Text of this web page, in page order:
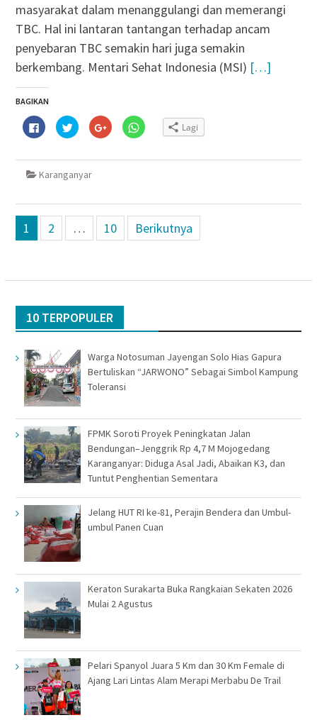
masyarakat dalam menanggulangi dan memerangi
TBC. Hal ini lantaran tantangan terhadap ancam
penyebaran TBC semakin hari juga semakin
berkembang. Mentari Sehat Indonesia (MSI) […]
BAGIKAN
Klik
untuk
membagikan
Facebook(Membuka
jendela
Klik
untuk
berbagi
Twitter(Membuka
jendela
yang
Klik
untuk
berbagi
Google+
baru)
Klik
untuk
WhatsApp(Membuka
Lagi
Karanganyar
Navigasi
pos
1 2 … 10 Berikutnya
10 TERPOPULER
Warga Notosuman Jayengan Solo Hias Gapura
Bertuliskan “JARWONO” Sebagai Simbol Kampung
Toleransi
FPMK Soroti Proyek Peningkatan Jalan
Bendungan–Jenggrik Rp 4,7 M Mojogedang
Karanganyar: Diduga Asal Jadi, Abaikan K3, dan
Tuntut Penghentian Sementara
Jelang HUT RI ke-81, Perajin Bendera dan Umbul-
umbul Panen Cuan
Keraton Surakarta Buka Rangkaian Sekaten 2026
Mulai 2 Agustus
Pelari Spanyol Juara 5 Km dan 30 Km Female di
Ajang Lari Lintas Alam Merapi Merbabu De Trail